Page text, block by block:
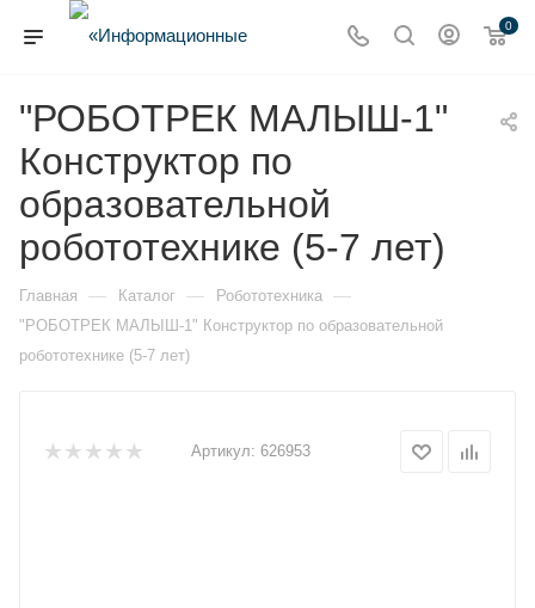
0
"РОБОТРЕК МАЛЫШ-1"
Конструктор по
образовательной
робототехнике (5-7 лет)
Главная — Каталог — Робототехника —
"РОБОТРЕК МАЛЫШ-1" Конструктор по образовательной
робототехнике (5-7 лет)
Артикул: 626953